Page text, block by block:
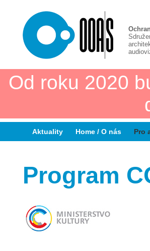
Od roku 2020
Aktuality Home / O nás Pro
Program